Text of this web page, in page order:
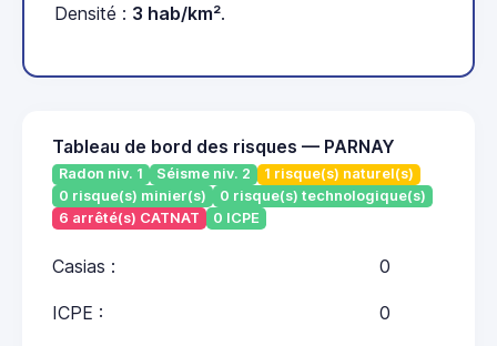
Densité : 3 hab/km².
Tableau de bord des risques — PARNAY
Radon niv. 1 Séisme niv. 2
1 risque(s) naturel(s)
0 risque(s) minier(s)
0 risque(s) technologique(s)
6 arrêté(s) CATNAT
0 ICPE
Casias : 0
ICPE : 0